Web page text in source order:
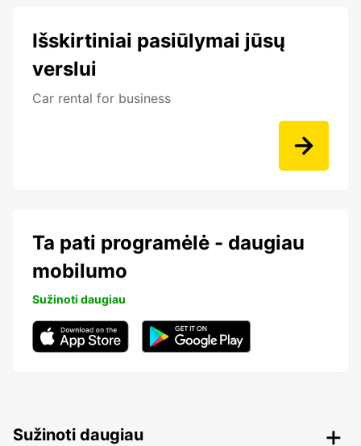
Išskirtiniai pasiūlymai jūsų
verslui
Car rental for business
Ta pati programėlė - daugiau
mobilumo
Sužinoti daugiau
Sužinoti daugiau